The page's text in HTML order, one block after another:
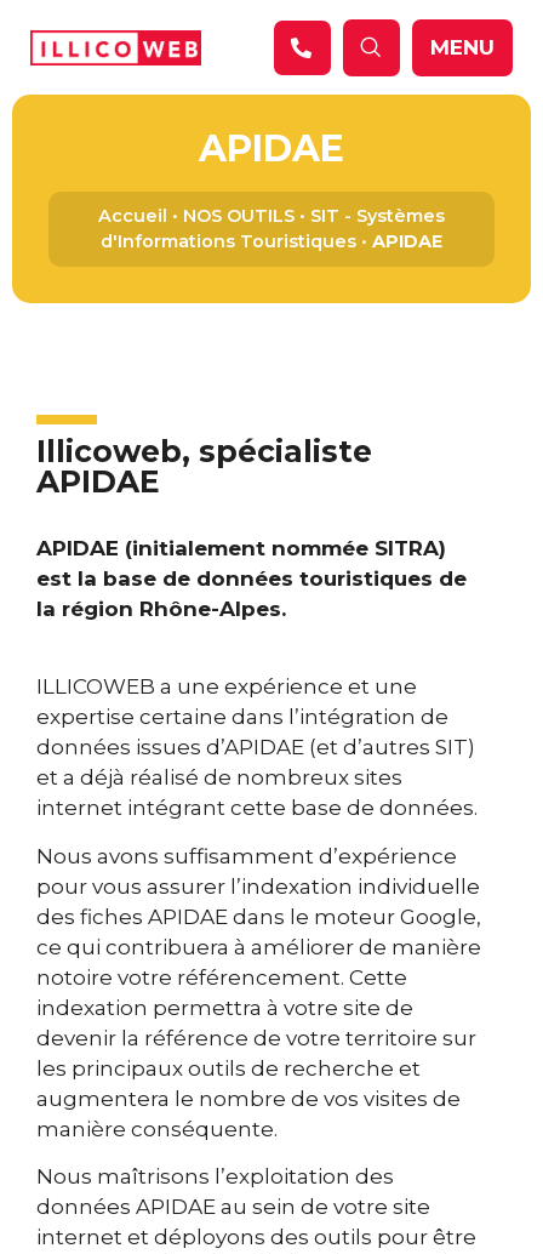
MENU
APIDAE
Accueil • NOS OUTILS • SIT - Systèmes
d'Informations Touristiques • APIDAE
Illicoweb, spécialiste
APIDAE
APIDAE (initialement nommée SITRA)
est la base de données touristiques de
la région Rhône-Alpes.
ILLICOWEB a une expérience et une
expertise certaine dans l’intégration de
données issues d’APIDAE (et d’autres SIT)
et a déjà réalisé de nombreux sites
internet intégrant cette base de données.
Nous avons suffisamment d’expérience
pour vous assurer l’indexation individuelle
des fiches APIDAE dans le moteur Google,
ce qui contribuera à améliorer de manière
notoire votre référencement. Cette
indexation permettra à votre site de
devenir la référence de votre territoire sur
les principaux outils de recherche et
augmentera le nombre de vos visites de
manière conséquente.
Nous maîtrisons l’exploitation des
données APIDAE au sein de votre site
internet et déployons des outils pour être
Panneau de gestion des cookies